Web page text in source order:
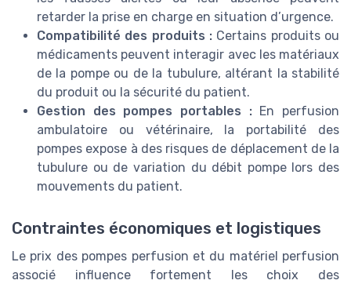
retarder la prise en charge en situation d’urgence.
Compatibilité des produits : Certains produits ou
médicaments peuvent interagir avec les matériaux
de la pompe ou de la tubulure, altérant la stabilité
du produit ou la sécurité du patient.
Gestion des pompes portables :En perfusion
ambulatoire ou vétérinaire, la portabilité des
pompes expose à des risques de déplacement de la
tubulure ou de variation du débit pompe lors des
mouvements du patient.
Contraintes économiques et logistiques
Le prix des pompes perfusion et du matériel perfusion
associé influence fortement les choix des